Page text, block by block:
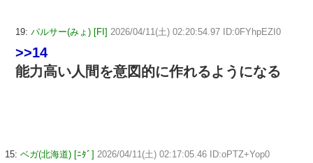
19: パルサー(みょ) [FI] 2026/04/11(土) 02:20:54.97 ID:0FYhpEZI0
>>14
能力高い人間を意図的に作れるようになる
15: ベガ(北海道) [ﾆﾀﾞ] 2026/04/11(土) 02:17:05.46 ID:oPTZ+Yop0